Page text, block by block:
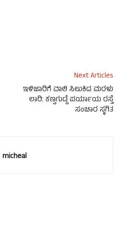
Next Articles
ಇಳಿಜಾರಿಗೆ ವಾಲಿ ಸಿಲುಕಿದ ಮರಳು
ಲಾರಿ: ಕಣ್ವಗುಡ್ಡೆ ಪರ್ಯಾಯ ರಸ್ತೆ
ಸಂಚಾರ ಸ್ಥಗಿತ
micheal